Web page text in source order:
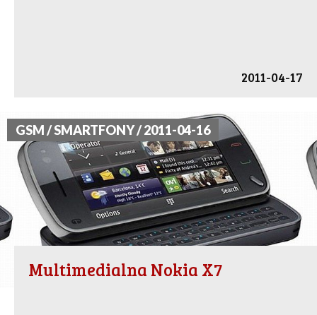
2011-04-17
GSM / SMARTFONY / 2011-04-16
Multimedialna Nokia X7